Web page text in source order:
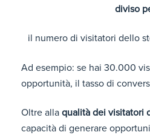
diviso
il numero di visitatori dello
Ad esempio: se hai 30.000
opportunità, il tasso di
Oltre alla qualità dei visitatori
capacità di generare